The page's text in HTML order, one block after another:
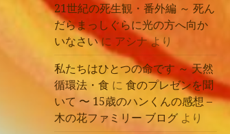
21世紀の死生観・番外編 ～ 死ん
だらまっしぐらに光の方へ向か
いなさいに アシナより
私たちはひとつの命です ～ 天然
循環法・食 に食のプレゼンを聞
いて 〜 15歳のハンくんの感想 –
木の花ファミリー ブログ より